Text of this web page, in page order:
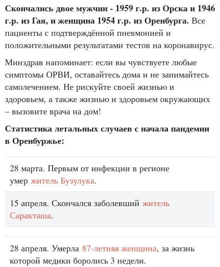
Скончались двое мужчин - 1959 г.р. из Орска и 1946
г.р. из Гая, и женщина 1954 г.р. из Оренбурга. Все
пациенты с подтверждённой пневмонией и
положительными результатами тестов на коронавирус.
Минздрав напоминает: если вы чувствуете любые
симптомы ОРВИ, оставайтесь дома и не занимайтесь
самолечением. Не рискуйте своей жизнью и
здоровьем, а также жизнью и здоровьем окружающих
– вызовите врача на дом!
Статистика летальных случаев с начала пандемии
в Оренбуржье:
28 марта. Первым от инфекции в регионе
умер житель Бузулука.
15 апреля. Скончался заболевший житель
Саракташа.
28 апреля. Умерла 87-летняя женщина, за жизнь
которой медики боролись 3 недели.